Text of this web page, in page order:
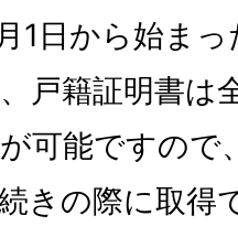
1日から始ま
戸籍証明書は
可能ですので
きの際に取得